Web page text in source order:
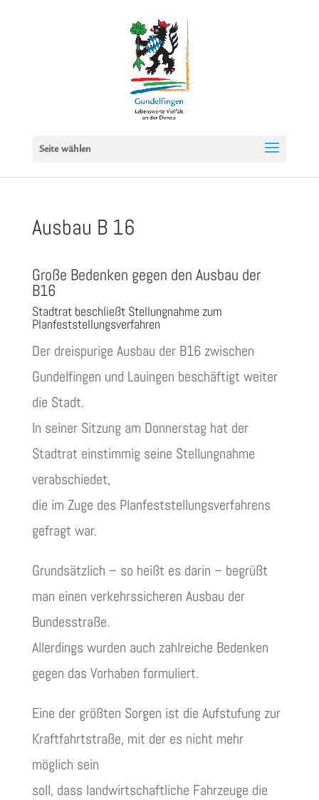
Seite wählen
Ausbau B 16
Große Bedenken gegen den Ausbau der
B16
Stadtrat beschließt Stellungnahme zum
Planfeststellungsverfahren
Der dreispurige Ausbau der B16 zwischen
Gundelfingen und Lauingen beschäftigt weiter
die Stadt.
In seiner Sitzung am Donnerstag hat der
Stadtrat einstimmig seine Stellungnahme
verabschiedet,
die im Zuge des Planfeststellungsverfahrens
gefragt war.
Grundsätzlich – so heißt es darin – begrüßt
man einen verkehrssicheren Ausbau der
Bundesstraße.
Allerdings wurden auch zahlreiche Bedenken
gegen das Vorhaben formuliert.
Eine der größten Sorgen ist die Aufstufung zur
Kraftfahrtstraße, mit der es nicht mehr
möglich sein
soll, dass landwirtschaftliche Fahrzeuge die